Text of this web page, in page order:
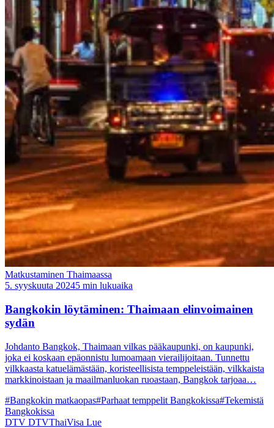
Matkustaminen Thaimaassa
5. syyskuuta 20245 min lukuaika
Bangkokin löytäminen: Thaimaan elinvoimainen
sydän
Johdanto Bangkok, Thaimaan vilkas pääkaupunki, on kaupunki,
joka ei koskaan epäonnistu lumoamaan vierailijoitaan. Tunnettu
vilkkaasta katuelämästään, koristeellisista temppeleistään, vilkkaista
markkinoistaan ja maailmanluokan ruoastaan, Bangkok tarjoaa…
#Bangkokin matkaopas#Parhaat temppelit Bangkokissa#Tekemistä
Bangkokissa
DTV DTVThaiVisa Lue